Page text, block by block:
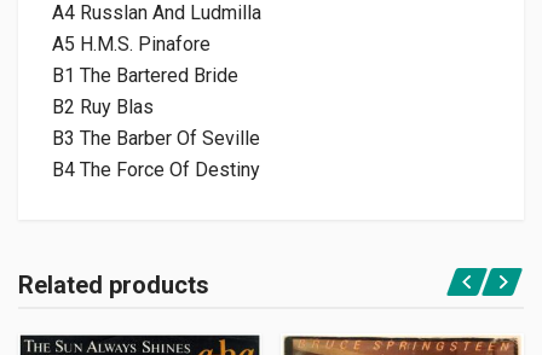
A4 Russlan And Ludmilla
A5 H.M.S. Pinafore
B1 The Bartered Bride
B2 Ruy Blas
B3 The Barber Of Seville
B4 The Force Of Destiny
Related products